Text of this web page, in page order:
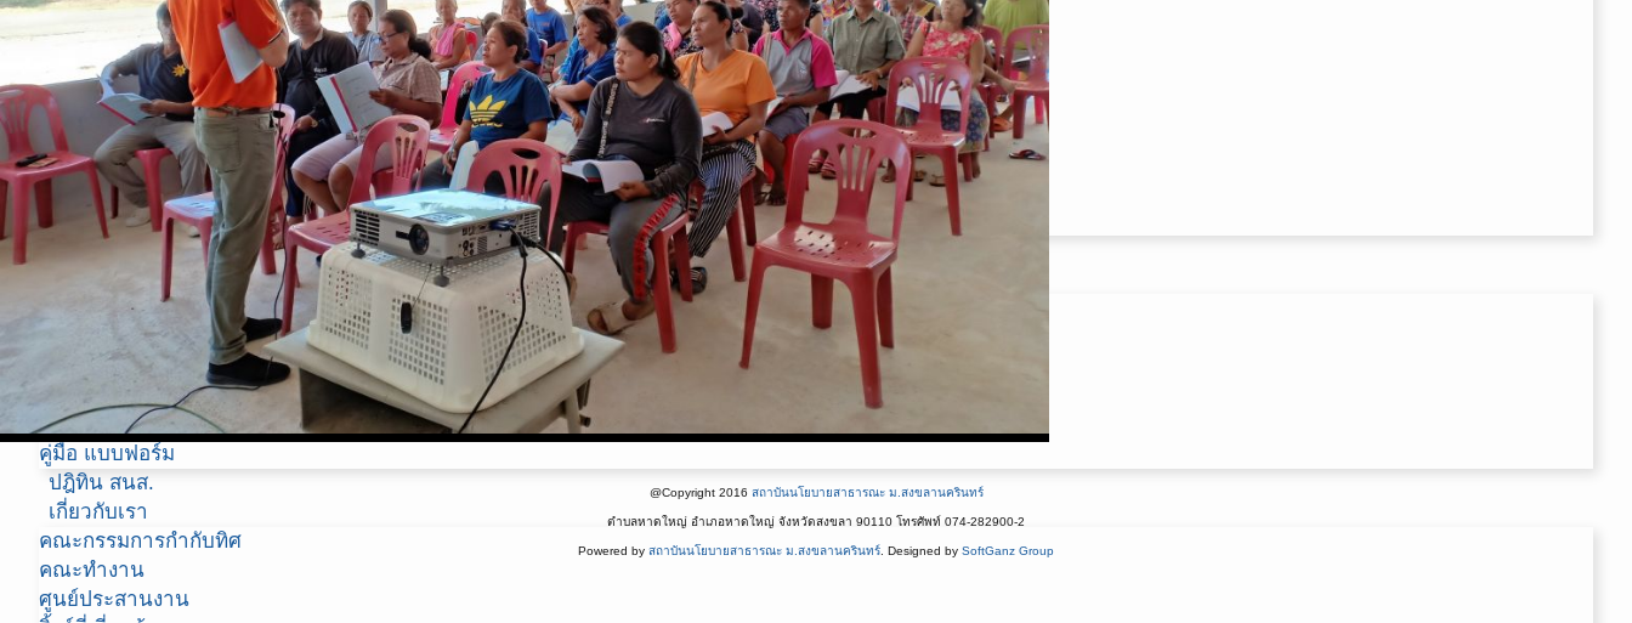
โครงการ ศูนย์วิชาการพัฒนานโยบายสาธารณะ (ศวนส)
โครงการจัดทำแผนพัฒนากลุ่มจังหวัดภาคใต้ชายแดน ปี 66-70
โครงการ 1 ตำบล 1 มหาวิทยาลัย
โครงการอื่นๆ ของ สถาบันนโยบายสาธารณะ (สนส)
รายชื่อโครงการ ทั้งหมด(รวมทุกแผนงาน)
ภาพแผนภูมิต้นไม้ (โครงการ)
ภาพแผนที่ (โครงการ)
ปฎิทินโครงการ
วิเคราะห์
ข่าวประชาสัมพันธ์ สนส
ข่าวประชาสัมพันธ์ ศวนส
หนังสือ E-Book
สื่อ -วิทยุ
คู่มือ แบบฟอร์ม
ปฎิทิน สนส.
เกี่ยวกับเรา
คณะกรรมการกำกับทิศ
คณะทำงาน
ศูนย์ประสานงาน
@Copyright 2016 สถาบันนโยบายสาธารณะ ม.สงขลานครินทร์
ตำบลหาดใหญ่ อำเภอหาดใหญ่ จังหวัดสงขลา 90110 โทรศัพท์ 074-282900-2
Powered by สถาบันนโยบายสาธารณะ ม.สงขลานครินทร์ . Designed by SoftGanz Group